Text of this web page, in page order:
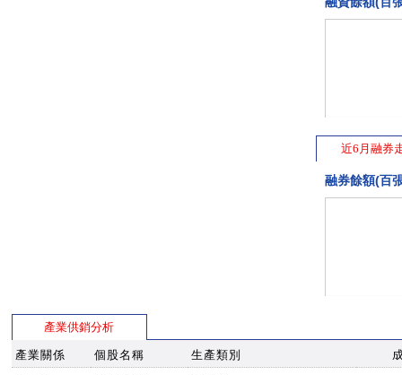
近6月融券
融券餘額(百
產業供銷分析
產業關係 個股名稱 生產類別